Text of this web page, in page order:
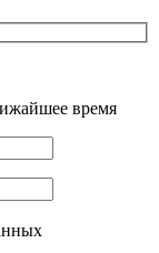
время